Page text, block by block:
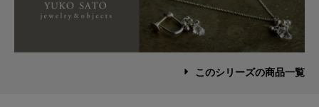
このシリーズの商品一覧